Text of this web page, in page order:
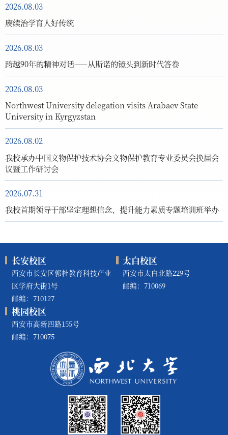
2026.08.03
赓续治学育人好传统
2026.08.03
跨越90年的精神对话——从斯诺的镜头到新时代答卷
2026.08.03
Northwest University delegation visits Arabaev State
University in Kyrgyzstan
2026.08.02
我校承办中国文物保护技术协会文物保护教育专业委员会换届会
议暨工作研讨会
2026.07.31
我校首期领导干部坚定理想信念、提升能力素质专题培训班举办
长安校区
西安市长安区郭杜教育科技产业
区学府大街1号
邮编：710127
太白校区
西安市太白北路229号
邮编：710069
桃园校区
西安市高新四路155号
邮编：710075